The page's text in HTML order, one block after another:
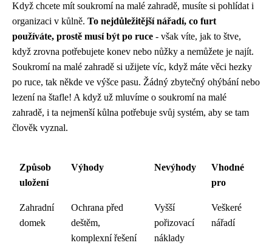
Když chcete mít soukromí na malé zahradě, musíte si pohlídat i
organizaci v kůlně. To nejdůležitější nářadí, co furt
používáte, prostě musí být po ruce - však víte, jak to štve,
když zrovna potřebujete konev nebo nůžky a nemůžete je najít.
Soukromí na malé zahradě si užijete víc, když máte věci hezky
po ruce, tak někde ve výšce pasu. Žádný zbytečný ohýbání nebo
lezení na štafle! A když už mluvíme o soukromí na malé
zahradě, i ta nejmenší kůlna potřebuje svůj systém, aby se tam
člověk vyznal.
Způsob
uložení
Výhody Nevýhody
Vhodné
pro
Zahradní
domek
Ochrana před
deštěm,
komplexní řešení
Vyšší
pořizovací
náklady
Veškeré
nářadí